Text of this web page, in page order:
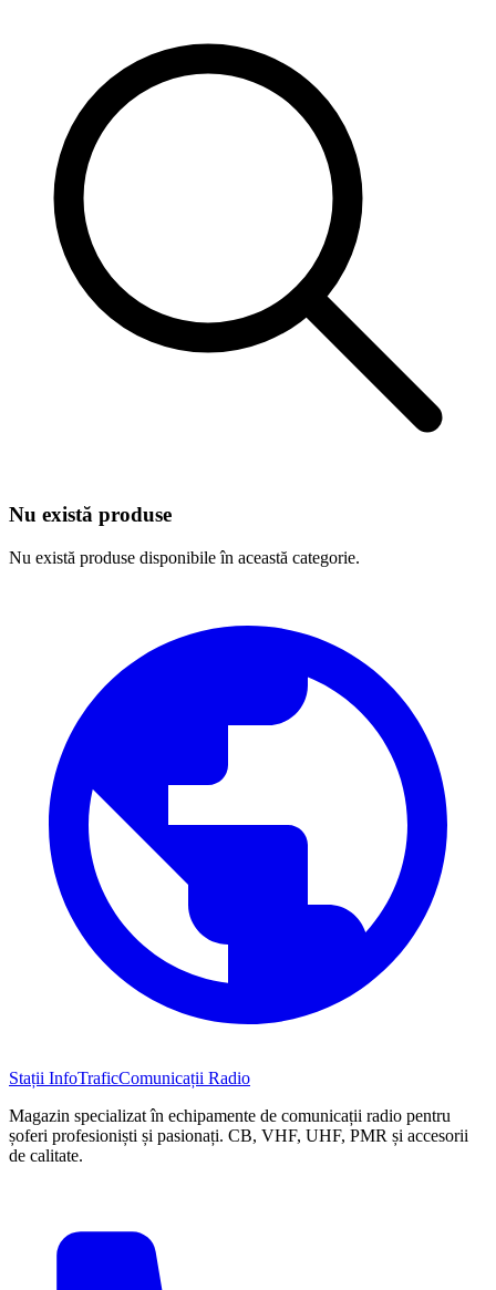
Nu există produse
Nu există produse disponibile în această categorie.
Stații InfoTraficComunicații Radio
Magazin specializat în echipamente de comunicații radio pentru
șoferi profesioniști și pasionați. CB, VHF, UHF, PMR și accesorii
de calitate.